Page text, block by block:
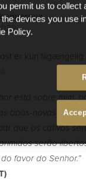
er kun tilgængelig i
.
está sobre mim,
boas-novas aos
que os cativos
serão
favor do Senhor.”
permit us to collect
devices you use
Policy.